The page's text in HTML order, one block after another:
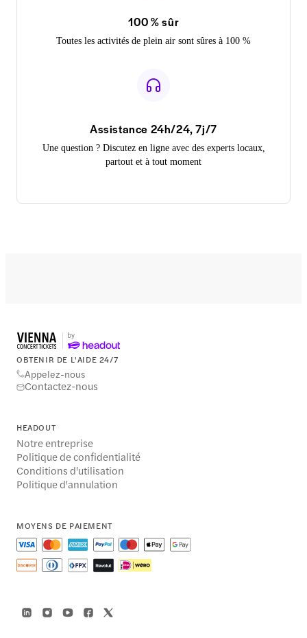
100 % sûr
Toutes les activités de plein air sont sûres à 100 %
Assistance 24h/24, 7j/7
Une question ? Discutez en ligne avec des experts locaux,
partout et à tout moment
OBTENIR DE L'AIDE 24/7
Appelez-nous
Contactez-nous
HEADOUT
Notre entreprise
Politique de confidentialité
Conditions d'utilisation
Politique d'annulation
MOYENS DE PAIEMENT